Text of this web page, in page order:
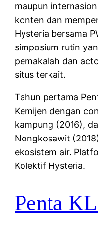
maupun
konten dan
Hysteria bersama
simposium rutin
pemakalah dan
situs terkait.
Tahun pertama
Kemijen dengan
kampung (2016),
Nongkosawit
ekosistem air.
Kolektif Hysteria.
Penta